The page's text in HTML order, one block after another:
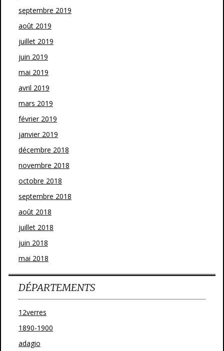
septembre 2019
août 2019
juillet 2019
juin 2019
mai 2019
avril 2019
mars 2019
février 2019
janvier 2019
décembre 2018
novembre 2018
octobre 2018
septembre 2018
août 2018
juillet 2018
juin 2018
mai 2018
DÉPARTEMENTS
12verres
1890-1900
adagio